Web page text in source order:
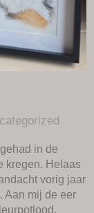
in de
kregen. Helaas
vorig jaar
Aan mij de eer